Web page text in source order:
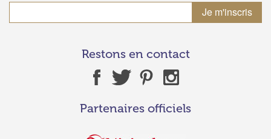
Restons en contact
Partenaires officiels